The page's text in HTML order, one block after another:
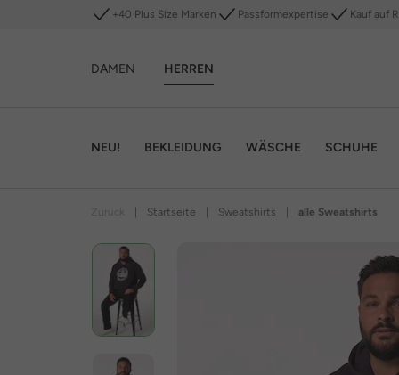
+40 Plus Size Marken Passformexpertise Kauf auf
DAMEN HERREN
NEU! BEKLEIDUNG WÄSCHE SCHUHE
Startseite Sweatshirts alle Sweatshirts